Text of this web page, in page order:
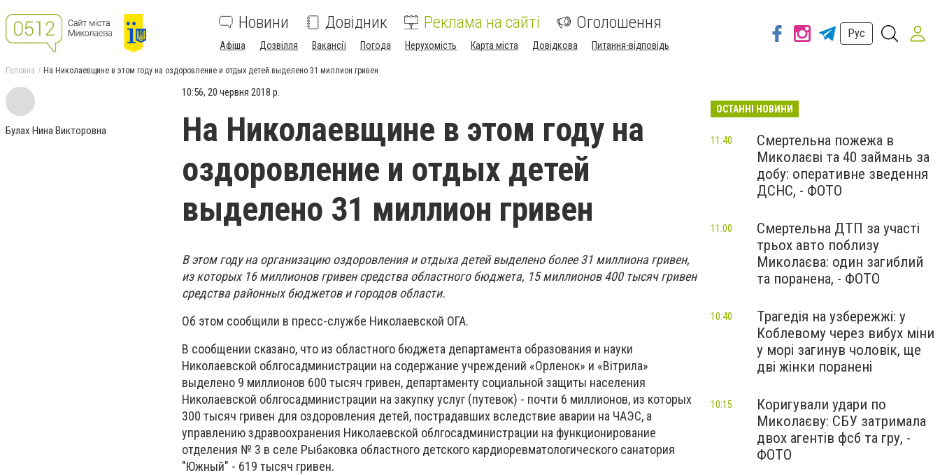
Новини Довідник Реклама на сайті Оголошення
Афіша Дозвілля Вакансії Погода Нерухомість Карта міста Довідкова Питання-відповідь
Рус
Головна На Николаевщине в этом году на оздоровление и отдых детей выделено 31 миллион гривен
Булах Нина Викторовна
10:56, 20 червня 2018 р.
На Николаевщине в этом году на
оздоровление и отдых детей
выделено 31 миллион гривен
В этом году на организацию оздоровления и отдыха детей выделено более 31 миллиона гривен,
из которых 16 миллионов гривен средства областного бюджета, 15 миллионов 400 тысяч гривен
средства районных бюджетов и городов области.
Об этом сообщили в пресс-службе Николаевской ОГА.
В сообщении сказано, что из областного бюджета департамента образования и науки
Николаевской облгосадминистрации на содержание учреждений «Орленок» и «Вітрила»
выделено 9 миллионов 600 тысяч гривен, департаменту социальной защиты населения
Николаевской облгосадминистрации на закупку услуг (путевок) - почти 6 миллионов, из которых
300 тысяч гривен для оздоровления детей, пострадавших вследствие аварии на ЧАЭС, а
управлению здравоохранения Николаевской облгосадминистрации на функционирование
отделения № 3 в селе Рыбаковка областного детского кардиоревматологического санатория
"Южный" - 619 тысяч гривен.
ОСТАННІ НОВИНИ
Смертельна пожежа в
Миколаєві та 40 займань за
добу: оперативне зведення
ДСНС, - ФОТО
11:40
Смертельна ДТП за участі
трьох авто поблизу
Миколаєва: один загиблий
та поранена, - ФОТО
11:00
Трагедія на узбережжі: у
Коблевому через вибух міни
у морі загинув чоловік, ще
дві жінки поранені
10:40
Коригували удари по
Миколаєву: СБУ затримала
двох агентів фсб та гру, -
ФОТО
10:15